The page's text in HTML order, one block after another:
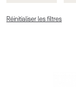
Réinitialiser les filtres